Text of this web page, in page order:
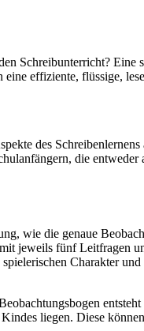
Schreibunterricht?
effiziente, flüssige,
des
die
wie die genaue
jeweils fünf Leitfragen
Charakter
liegen. Diese